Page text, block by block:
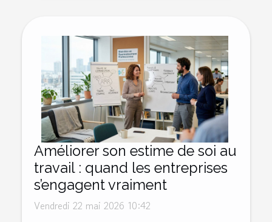
Améliorer son estime de soi au
travail : quand les entreprises
s’engagent vraiment
Vendredi 22 mai 2026 10:42